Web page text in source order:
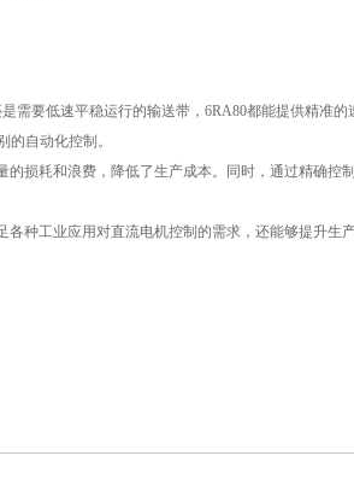
要低速平稳运行的输送带，6RA80都能提供精准的
自动化控制。
损耗和浪费，降低了生产成本。同时，通过精确控
种工业应用对直流电机控制的需求，还能够提升生